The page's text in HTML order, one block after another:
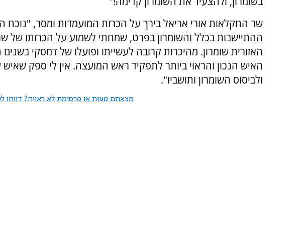
שר החקלאות אורי אריאל בירך על הכרזת המועמדות ומסר, "נוכח
ההתיישבות בכלל והשומרון בפרט, שמחתי לשמוע על הכרזתו של
האזורית שומרון. מהיכרות קרובה לעשייתו ופועלו של דמסקי
האיש הנכון והראוי ביותר לתפקיד ראש המועצה. אין לי ספק שאיש
ולביסוס השומרון ותושביו".
מצאתם טעות או פרסומת לא ראויה? דווחו